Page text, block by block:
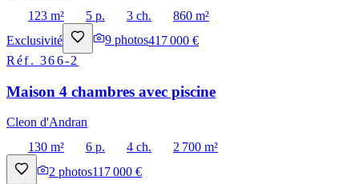
123 m²
5 p. 3 ch.
860 m²
Exclusivité
9 photos417 000 €
Réf.366-2
Maison 4 chambres avec piscine
Cleon d'Andran
130 m²
6 p. 4 ch.
2 700 m²
2 photos117 000 €